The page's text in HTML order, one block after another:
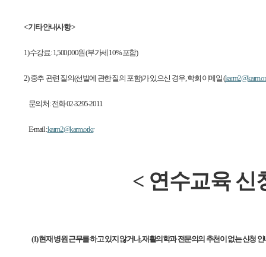
<기타 안내사항 >
1)수강료: 1,500,000원 (부가세 10% 포함)
2) 중추 관련 질의(선발에 관한 질의 포함)가 있으신 경우, 학회 이메일 (
문의처: 전화 02-3295-2011
E-mail :karm2@karm.or.kr
< 연수교육 신
(1)현재 병원 근무를 하고 있지 않거나, 재활의학과 전문의의 추천이 없는 신청 안